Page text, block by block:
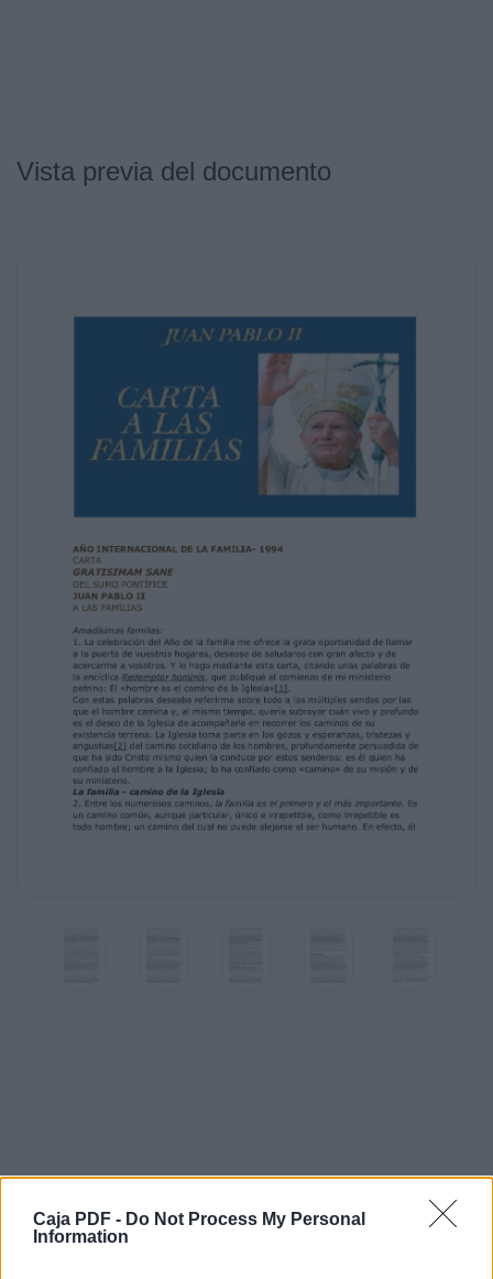
Caja PDF - Do Not Process My Personal
Information
Vista previa del documento